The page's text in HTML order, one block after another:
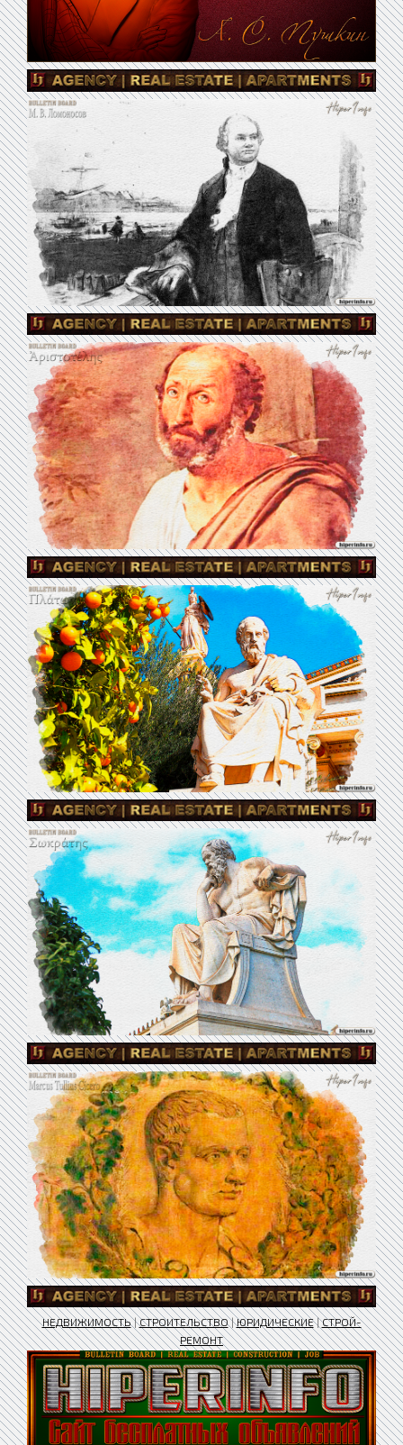
НЕДВИЖИМОСТЬ|СТРОИТЕЛЬСТВО|ЮРИДИЧЕСКИЕ|СТРОЙ-
РЕМОНТ